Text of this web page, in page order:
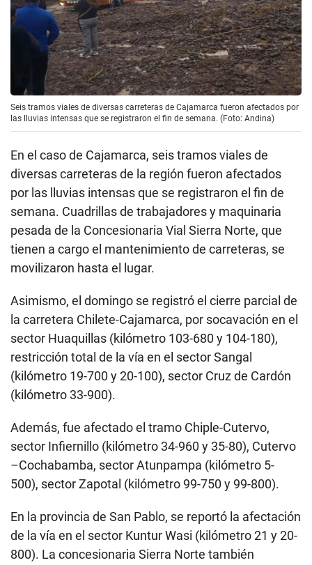
Seis tramos viales de diversas carreteras de Cajamarca fueron afectados por
las lluvias intensas que se registraron el fin de semana. (Foto: Andina)
En el caso de Cajamarca, seis tramos viales de
diversas carreteras de la región fueron afectados
por las lluvias intensas que se registraron el fin de
semana. Cuadrillas de trabajadores y maquinaria
pesada de la Concesionaria Vial Sierra Norte, que
tienen a cargo el mantenimiento de carreteras, se
movilizaron hasta el lugar.
Asimismo, el domingo se registró el cierre parcial de
la carretera Chilete-Cajamarca, por socavación en el
sector Huaquillas (kilómetro 103-680 y 104-180),
restricción total de la vía en el sector Sangal
(kilómetro 19-700 y 20-100), sector Cruz de Cardón
(kilómetro 33-900).
Además, fue afectado el tramo Chiple-Cutervo,
sector Infiernillo (kilómetro 34-960 y 35-80), Cutervo
–Cochabamba, sector Atunpampa (kilómetro 5-
500), sector Zapotal (kilómetro 99-750 y 99-800).
En la provincia de San Pablo, se reportó la afectación
de la vía en el sector Kuntur Wasi (kilómetro 21 y 20-
800). La concesionaria Sierra Norte también